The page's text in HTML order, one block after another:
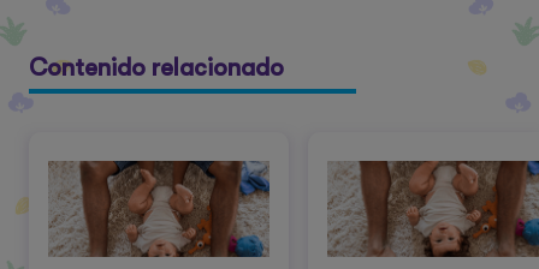
Contenido relacionado